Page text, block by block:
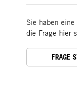
Sie haben
die Frage hier
FRAGE